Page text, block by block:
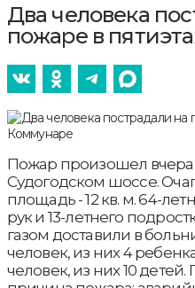
Два человека
пожаре в
Пожар произошел
Судогодском шоссе.
площадь - 12 кв. м. 64-
рук и 13-летнего
газом доставили в
человек, из них 4
человек, из них 10